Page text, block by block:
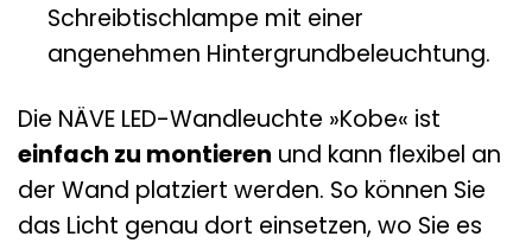
Schreibtischlampe mit einer
angenehmen Hintergrundbeleuchtung.
Die NÄVE LED-Wandleuchte »Kobe« ist
einfach zu montieren und kann flexibel an
der Wand platziert werden. So können Sie
das Licht genau dort einsetzen, wo Sie es